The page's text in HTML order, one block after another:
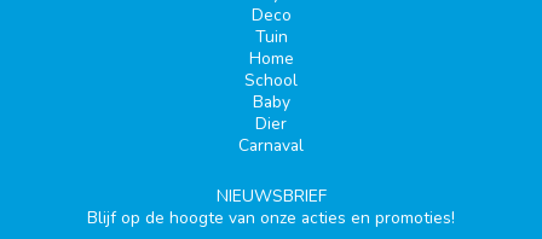
Deco
Tuin
Home
School
Baby
Dier
Carnaval
NIEUWSBRIEF
Blijf op de hoogte van onze acties en promoties!